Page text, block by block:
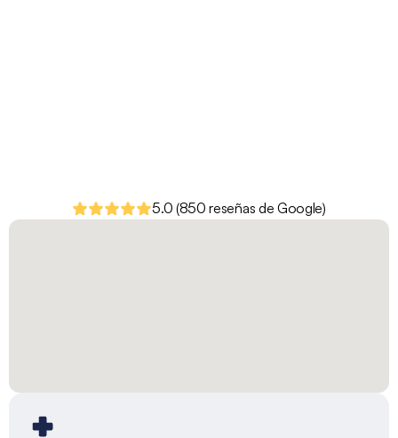
5.0 (850 reseñas de Google)